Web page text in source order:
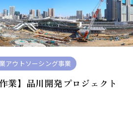
アウトソーシング事業
作業】品川開発プロジェクト